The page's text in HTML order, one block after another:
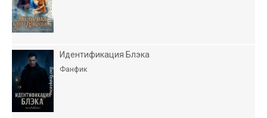
Идентификация Блэка
Фанфик